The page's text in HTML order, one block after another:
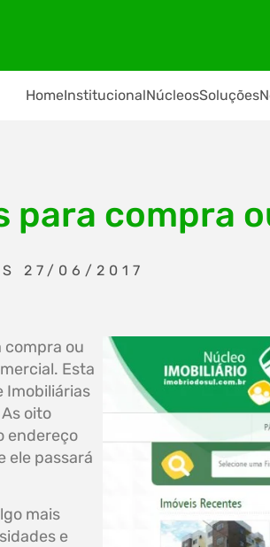
HomeInstitucionalNúcleosSoluções
para compra
27/06/2017
compra ou
Esta
Imobiliárias
oito
endereço
ele passará
mais
e